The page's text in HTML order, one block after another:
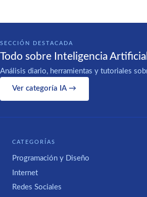
SECCIÓN DESTACADA
Todo sobre Inteligencia Artificial
Análisis diario, herramientas y tutoriales
Ver categoría IA →
CATEGORÍAS
Programación y Diseño
Internet
Redes Sociales